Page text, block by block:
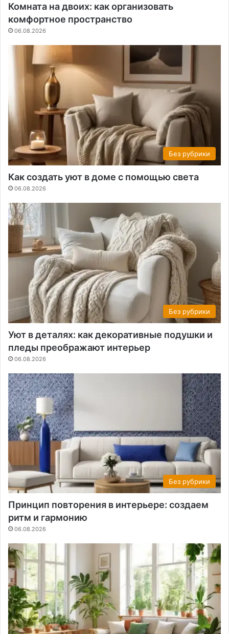
Комната на двоих: как организовать
комфортное пространство
06.08.2026
Без рубрики
Как создать уют в доме с помощью света
06.08.2026
Без рубрики
Уют в деталях: как декоративные подушки и
пледы преображают интерьер
06.08.2026
Без рубрики
Принцип повторения в интерьере: создаем
ритм и гармонию
06.08.2026